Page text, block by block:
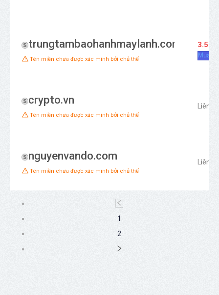
trungtambaohanhmaylanh.com
Tên miền chưa được xác minh bởi chủ thể
Mua
crypto.vn
Tên miền chưa được xác minh bởi chủ thể
Liên
nguyenvando.com
Tên miền chưa được xác minh bởi chủ thể
Liên
1
2